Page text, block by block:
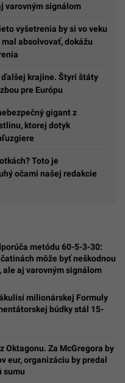
varovným signálom
vyšetrenia by si vo veku
mal absolvovať, dokážu
krajine. Štyri štáty
pre Európu
gigant z
ktorej dotyk
Toto je
očami našej redakcie
metódu 60-5-3-30:
môže byť neškodnou
ale aj varovným signálom
milionárskej Formuly
búdky stál 15-
Oktagonu. Za McGregora by
eur, organizáciu by predal
sumu